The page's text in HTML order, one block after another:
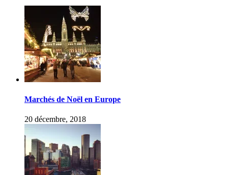
Marchés de Noël en Europe
20 décembre, 2018